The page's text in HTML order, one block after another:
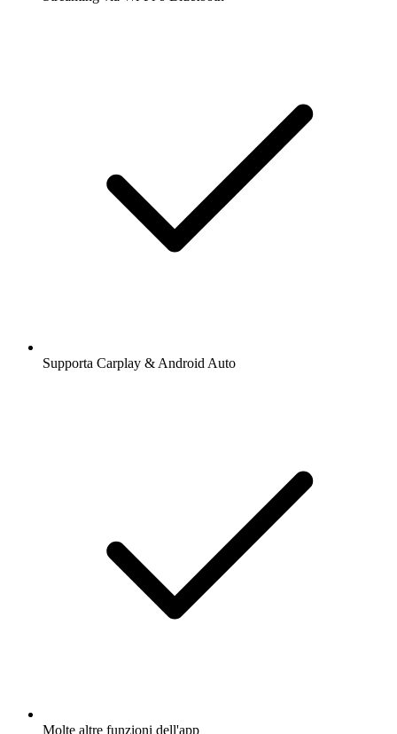
Supporta Carplay & Android Auto
Molte altre funzioni dell'app